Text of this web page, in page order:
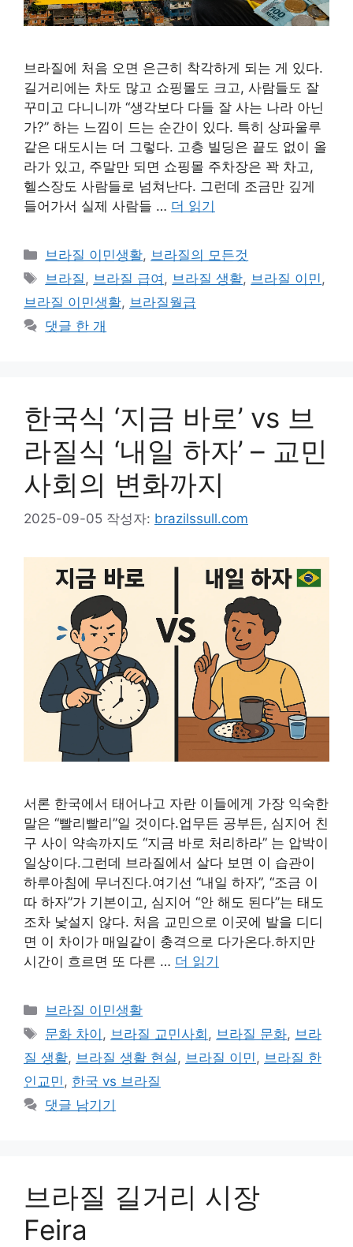
브라질에 처음 오면 은근히 착각하게 되는 게 있다.
길거리에는 차도 많고 쇼핑몰도 크고, 사람들도 잘
꾸미고 다니니까 “생각보다 다들 잘 사는 나라 아닌
가?” 하는 느낌이 드는 순간이 있다. 특히 상파울루
같은 대도시는 더 그렇다. 고층 빌딩은 끝도 없이 올
라가 있고, 주말만 되면 쇼핑몰 주차장은 꽉 차고,
헬스장도 사람들로 넘쳐난다. 그런데 조금만 깊게
들어가서 실제 사람들 … 더 읽기
카
테
리
브라질 이민생활, 브라질의 모든것
태
그
브라질 , 브라질 급여 , 브라질 생활, 브라질 이민 ,
브라질 이민생활, 브라질월급
댓글 한 개
한국식 ‘지금 바로’ vs 브
라질식 ‘내일 하자’ – 교민
사회의 변화까지
2025-09-05 작성자: brazilssull.com
서론 한국에서 태어나고 자란 이들에게 가장 익숙한
말은 “빨리빨리”일 것이다.업무든 공부든, 심지어 친
구 사이 약속까지도 “지금 바로 처리하라” 는 압박이
일상이다.그런데 브라질에서 살다 보면 이 습관이
하루아침에 무너진다.여기선 “내일 하자”, “조금 이
따 하자”가 기본이고, 심지어 “안 해도 된다”는 태도
조차 낯설지 않다. 처음 교민으로 이곳에 발을 디디
면 이 차이가 매일같이 충격으로 다가온다.하지만
시간이 흐르면 또 다른 … 더 읽기
카
테
리
브라질 이민생활
태
그
문화 차이 , 브라질 교민사회 , 브라질 문화, 브라
질 생활, 브라질 생활 현실 , 브라질 이민 , 브라질 한
인교민 , 한국 vs 브라질
댓글 남기기
브라질 길거리 시장
Feira